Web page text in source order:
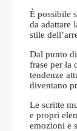
È possibile
da adattare
stile
Dal punto
frase per la
tendenze
diventano
Le scritte
e propri
emozioni e